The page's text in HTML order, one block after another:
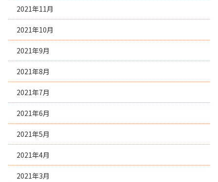
2021年11月
2021年10月
2021年9月
2021年8月
2021年7月
2021年6月
2021年5月
2021年4月
2021年3月